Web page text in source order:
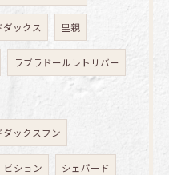
ダックス 里親
ラブラドールレトリバー
ダックスフン
ビション シェパード